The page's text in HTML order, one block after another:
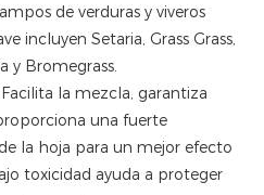
de verduras y viveros
incluyen Setaria, Grass Grass,
y Bromegrass.
Facilita la mezcla, garantiza
una fuerte
la hoja para un mejor efecto
toxicidad ayuda a proteger